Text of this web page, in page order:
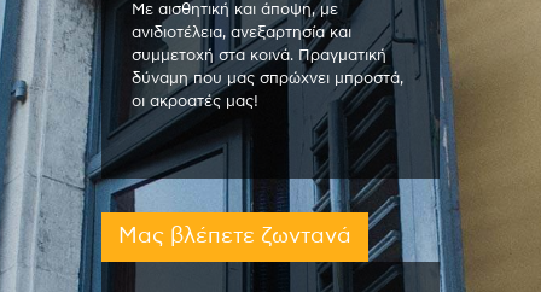
Με αισθητική και άποψη, με
ανιδιοτέλεια, ανεξαρτησία και
συμμετοχή στα κοινά. Πραγματική
δύναμη που μας σπρώχνει μπροστά,
οι ακροατές μας!
Μας βλέπετε ζωντανά